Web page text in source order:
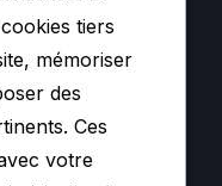
tiers
mémoriser
des
Ces
votre